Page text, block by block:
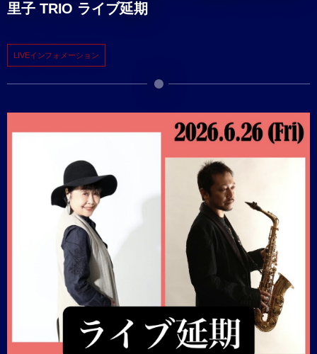
里子 TRIO ライブ延期
LIVEインフォメーション